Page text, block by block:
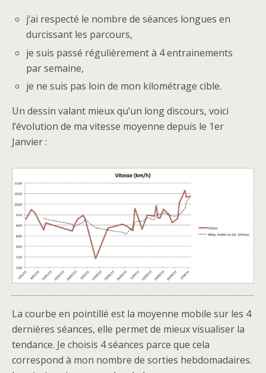
j’ai respecté le nombre de séances longues en
durcissant les parcours,
je suis passé régulièrement à 4 entrainements
par semaine,
je ne suis pas loin de mon kilométrage cible.
Un dessin valant mieux qu’un long discours, voici
l’évolution de ma vitesse moyenne depuis le 1er
Janvier :
La courbe en pointillé est la moyenne mobile sur les 4
dernières séances, elle permet de mieux visualiser la
tendance. Je choisis 4 séances parce que cela
correspond à mon nombre de sorties hebdomadaires.